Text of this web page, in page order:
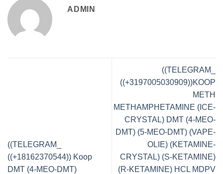
ADMIN
((TELEGRAM_
((+18162370544)) Koop
DMT (4-MEO-DMT)
((TELEGRAM_
((+3197005030909))KOOP
METH
METHAMPHETAMINE (ICE-
CRYSTAL) DMT (4-MEO-
DMT) (5-MEO-DMT) (VAPE-
OLIE) (KETAMINE-
CRYSTAL) (S-KETAMINE)
(R-KETAMINE) HCL MDPV